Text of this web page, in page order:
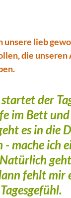
unsere lieb
die
der
im Bett und
es in die
- mache ich
fehlt mir